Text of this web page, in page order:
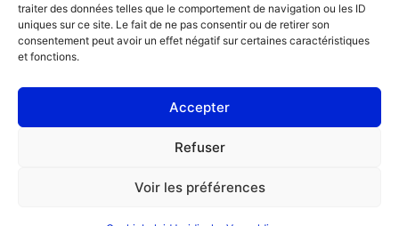
traiter des données telles que le comportement de navigation ou les ID
uniques sur ce site. Le fait de ne pas consentir ou de retirer son
consentement peut avoir un effet négatif sur certaines caractéristiques
et fonctions.
Accepter
Refuser
Voir les préférences
Juridische Vermeldingen